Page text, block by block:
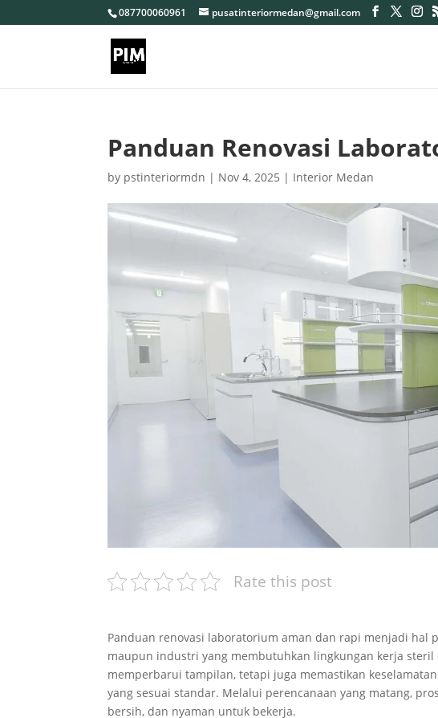
087700060961 pusatinteriormedan@gmail.com
Panduan Renovasi
by pstinteriormdn | Nov 4, 2025 | Interior Medan
Rate this post
Panduan renovasi laboratorium aman dan rapi menjadi
maupun industri yang membutuhkan lingkungan kerja
memperbarui tampilan, tetapi juga memastikan
yang sesuai standar. Melalui perencanaan yang matang,
bersih, dan nyaman untuk bekerja.